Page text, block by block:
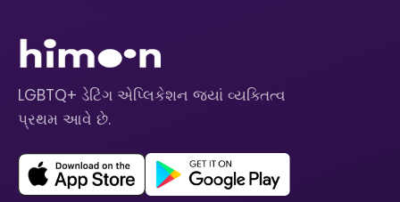
LGBTQ+ ડેટિંગ એપ્લિકેશન જ્યાં વ્યક્તિત્વ
પ્રથમ આવે છે.